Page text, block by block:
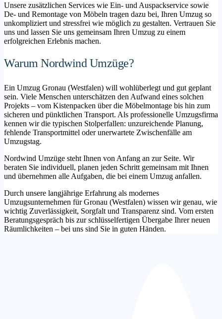
Unsere zusätzlichen Services wie Ein- und Auspackservice sowie
De- und Remontage von Möbeln tragen dazu bei, Ihren Umzug so
unkompliziert und stressfrei wie möglich zu gestalten. Vertrauen Sie
uns und lassen Sie uns gemeinsam Ihren Umzug zu einem
erfolgreichen Erlebnis machen.
Warum Nordwind Umzüge?
Ein Umzug Gronau (Westfalen) will wohlüberlegt und gut geplant
sein. Viele Menschen unterschätzen den Aufwand eines solchen
Projekts – vom Kistenpacken über die Möbelmontage bis hin zum
sicheren und pünktlichen Transport. Als professionelle Umzugsfirma
kennen wir die typischen Stolperfallen: unzureichende Planung,
fehlende Transportmittel oder unerwartete Zwischenfälle am
Umzugstag.
Nordwind Umzüge steht Ihnen von Anfang an zur Seite. Wir
beraten Sie individuell, planen jeden Schritt gemeinsam mit Ihnen
und übernehmen alle Aufgaben, die bei einem Umzug anfallen.
Durch unsere langjährige Erfahrung als modernes
Umzugsunternehmen für Gronau (Westfalen) wissen wir genau, wie
wichtig Zuverlässigkeit, Sorgfalt und Transparenz sind. Vom ersten
Beratungsgespräch bis zur schlüsselfertigen Übergabe Ihrer neuen
Räumlichkeiten – bei uns sind Sie in guten Händen.